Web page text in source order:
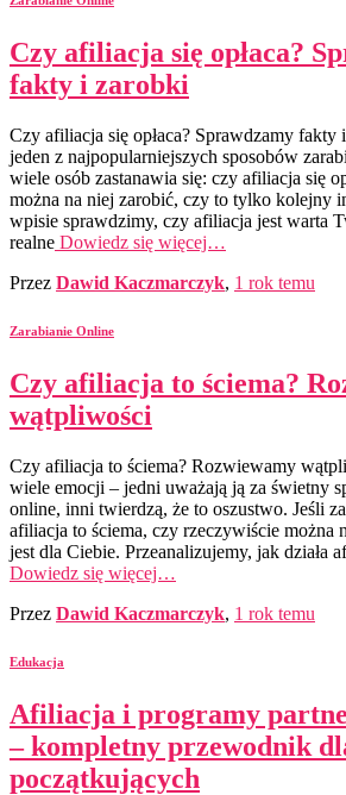
Czy afiliacja się opłaca?
fakty i zarobki
Czy afiliacja się opłaca? Sprawdzamy
jeden z najpopularniejszych sposobów
wiele osób zastanawia się: czy afiliacja się
można na niej zarobić, czy to tylko kolejny
wpisie sprawdzimy, czy afiliacja jest warta
realne Dowiedz się więcej…
Przez Dawid Kaczmarczyk, 1 rok temu
Zarabianie Online
Czy afiliacja to ściema?
wątpliwości
Czy afiliacja to ściema? Rozwiewamy
wiele emocji – jedni uważają ją za świetny
online, inni twierdzą, że to oszustwo. Jeśli
afiliacja to ściema, czy rzeczywiście można
jest dla Ciebie. Przeanalizujemy, jak działa
Dowiedz się więcej…
Przez Dawid Kaczmarczyk, 1 rok temu
Edukacja
Afiliacja i programy
– kompletny przewodnik
początkujących